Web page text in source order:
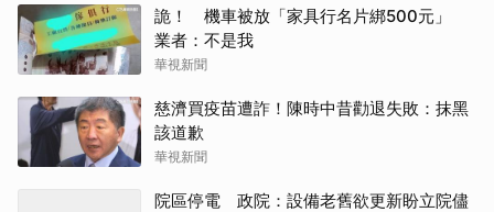
詭！ 機車被放「家具行名片綁500元」
業者：不是我
華視新聞
慈濟買疫苗遭詐！陳時中昔勸退失敗：抹黑
該道歉
華視新聞
院區停電 政院：設備老舊欲更新盼立院儘